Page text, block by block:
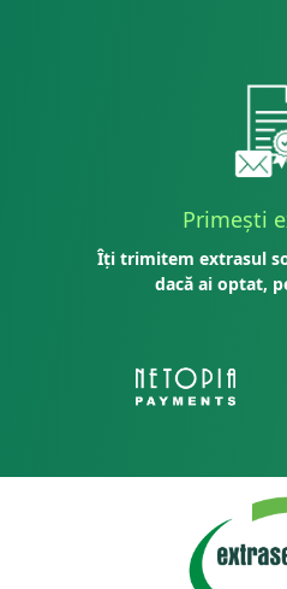
Primești
Îți trimitem extrasul
dacă ai optat,